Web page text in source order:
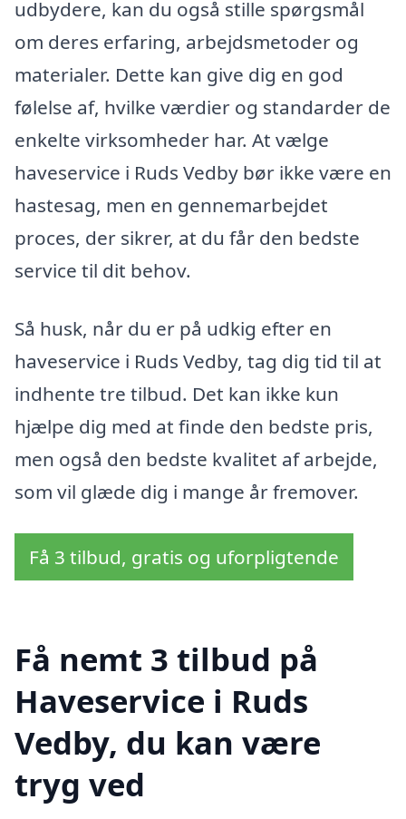
udbydere, kan du også stille spørgsmål
om deres erfaring, arbejdsmetoder og
materialer. Dette kan give dig en god
følelse af, hvilke værdier og standarder de
enkelte virksomheder har. At vælge
haveservice i Ruds Vedby bør ikke være en
hastesag, men en gennemarbejdet
proces, der sikrer, at du får den bedste
service til dit behov.
Så husk, når du er på udkig efter en
haveservice i Ruds Vedby, tag dig tid til at
indhente tre tilbud. Det kan ikke kun
hjælpe dig med at finde den bedste pris,
men også den bedste kvalitet af arbejde,
som vil glæde dig i mange år fremover.
Få 3 tilbud, gratis og uforpligtende
Få nemt 3 tilbud på
Haveservice i Ruds
Vedby, du kan være
tryg ved